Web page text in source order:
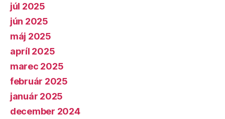
júl 2025
jún 2025
máj 2025
apríl 2025
marec 2025
február 2025
január 2025
december 2024